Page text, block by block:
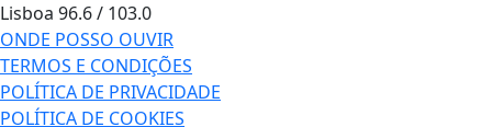
Lisboa 96.6 / 103.0
ONDE POSSO OUVIR
TERMOS E CONDIÇÕES
POLÍTICA DE PRIVACIDADE
POLÍTICA DE COOKIES